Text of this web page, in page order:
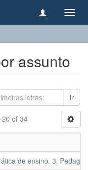
assunto
Ir
20 of 34
de ensino. 3.